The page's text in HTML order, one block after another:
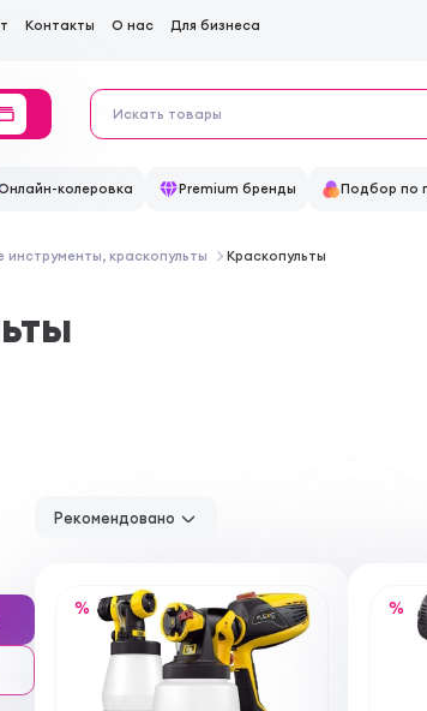
Контакты О нас Для бизнеса
колеровка Premium бренды Подбор по
инструменты, краскопульты Краскопульты
Рекомендовано
% %